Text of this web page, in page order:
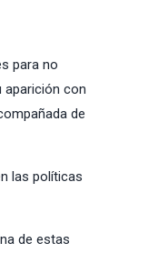
para no
aparición con
de
las políticas
de estas